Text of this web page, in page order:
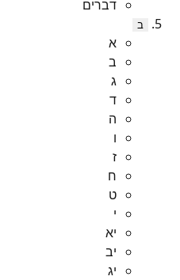
דברים
ב
א
ב
ג
ד
ה
ו
ז
ח
ט
י
יא
יב
יג